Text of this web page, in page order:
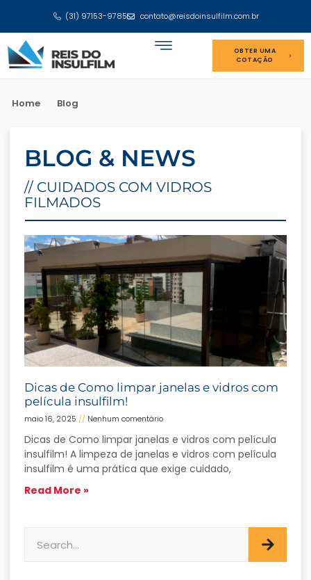
(31) 97153-9785 contato@reisdoinsulfilm.com.br
OBTER UMA
COTAÇÃO
Home Blog
BLOG & NEWS
// CUIDADOS COM VIDROS
FILMADOS
Dicas de Como limpar janelas e vidros com
película insulfilm!
maio 16, 2025 Nenhum comentário
Dicas de Como limpar janelas e vidros com película
insulfilm! A limpeza de janelas e vidros com película
insulfilm é uma prática que exige cuidado,
Read More »